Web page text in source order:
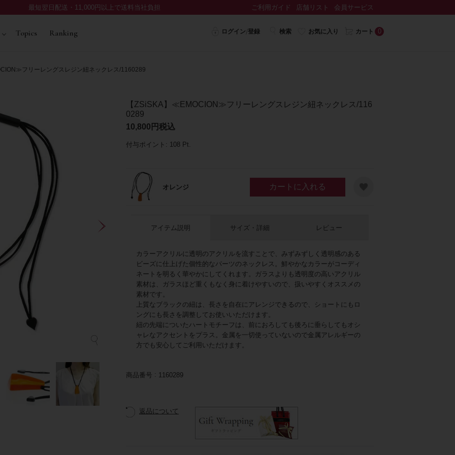
最短翌日配送・11,000円以上で送料当社負担 ご利用ガイド 店舗リスト 会員サービス
Topics Ranking ログイン/登録 検索 お気に入り カート 0
フリーレングスレジン紐ネックレス/1160289
【ZSiSKA】≪EMOCION≫フリーレングスレジン紐ネックレス/116
0289
10,800
税込
付与ポイント: 108 Pt.
オレンジ カートに入れる
アイテム説明
カラーアクリルに透明のアクリルを流すことで、みずみずしく透明感のある
ビーズに仕上げた個性的なパーツのネックレス。鮮やかなカラーがコーディ
ネートを明るく華やかにしてくれます。ガラスよりも透明度の高いアクリル
素材は、ガラスほど重くもなく身に着けやすいので、扱いやすくオススメの
素材です。
上質なブラックの紐は、長さを自在にアレンジできるので、ショートにもロ
ングにも長さを調整してお使いいただけます。
紐の先端についたハートモチーフは、前におろしても後ろに垂らしてもオシ
ャレなアクセントをプラス。金属を一切使っていないので金属アレルギーの
方でも安心してご利用いただけます。
サイズ・詳細 レビュー
商品番号 1160289
返品について